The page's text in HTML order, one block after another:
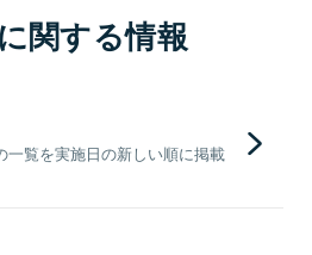
関する情報
覧を実施日の新しい順に掲載